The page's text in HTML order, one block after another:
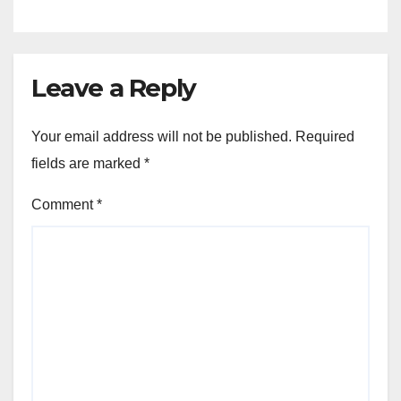
Leave a Reply
Your email address will not be published. Required
fields are marked *
Comment*